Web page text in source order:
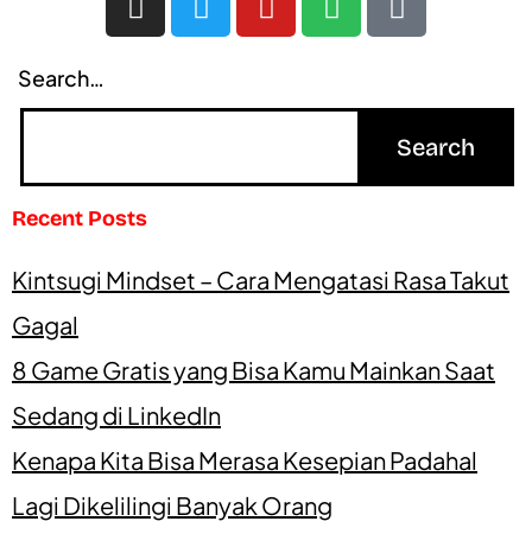
Search…
Recent Posts
Kintsugi Mindset – Cara Mengatasi Rasa Takut
Gagal
8 Game Gratis yang Bisa Kamu Mainkan Saat
Sedang di LinkedIn
Kenapa Kita Bisa Merasa Kesepian Padahal
Lagi Dikelilingi Banyak Orang